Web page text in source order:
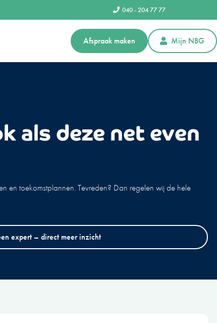
040 - 204 77 77
Afspraak maken Mijn NBG
als deze net even
en toekomstplannen. Tevreden? Dan regelen wij de hele
expert – direct meer inzicht